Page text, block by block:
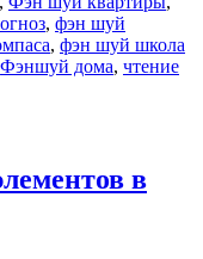
, фэн шуй
, фэн шуй школа
Фэншуй дома, чтение
в